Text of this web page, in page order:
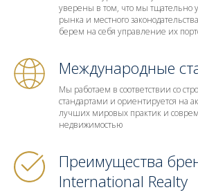
уверены в том, что мы тщательно
рынка и местного
берем на себя управление их
Международные
Мы работаем в соответствии со
стандартами и ориентируется на
лучших мировых практик и
недвижимостью
Преимущества
International Realty